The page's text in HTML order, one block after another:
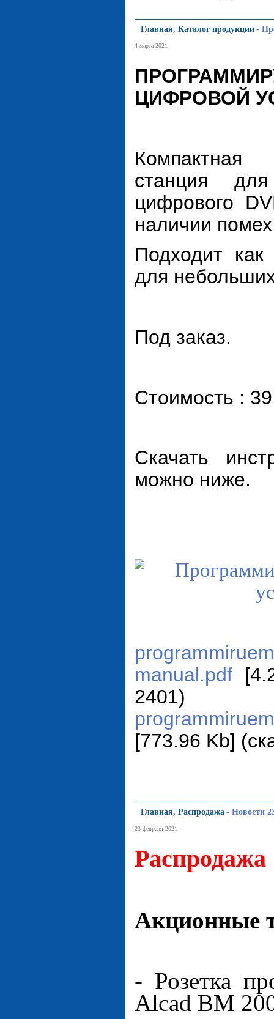
Главная, Каталог продукции -
4 марта 2021
ЦИФРОВОЙ
Компактная
станция
цифрового
наличии
Подходит
для
Под заказ.
Стоимость :
Скачать
можно ниже.
manual.pdf
2401)
[773.96 Kb]
Главная, Распродажа - Новости
23 февраля 2021
Распродажа
Акционные
- Розетка
Alcad BM